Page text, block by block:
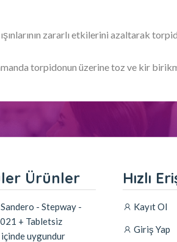
zararlı etkilerini azaltarak
torpidonun üzerine toz ve kir
Ürünler
Sandero - Stepway -
+ Tabletsiz
uygundur
Hızlı
Kayıt Ol
Giriş Yap